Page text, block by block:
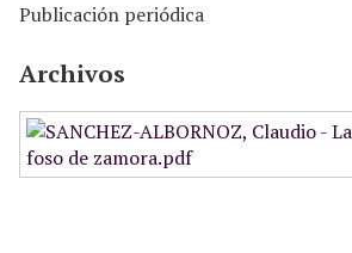
Publicación periódica
Archivos